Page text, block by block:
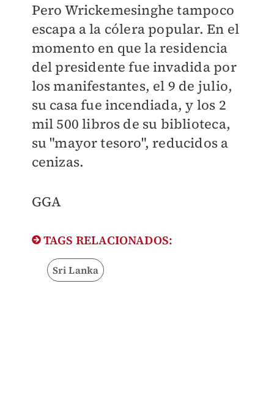
Pero Wrickemesinghe tampoco
escapa a la cólera popular. En el
momento en que la residencia
del presidente fue invadida por
los manifestantes, el 9 de julio,
su casa fue incendiada, y los 2
mil 500 libros de su biblioteca,
su "mayor tesoro", reducidos a
cenizas.
GGA
TAGS RELACIONADOS:
Sri Lanka